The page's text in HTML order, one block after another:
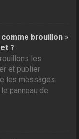
brouillon »
?
les
et publier
les messages
panneau de